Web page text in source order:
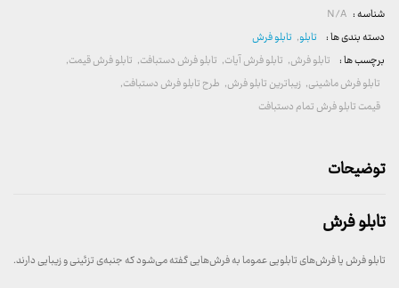
شناسه : N/A
دسته بندی ها : تابلو, تابلو فرش
برچسب ها : تابلو فرش, تابلو فرش آیات, تابلو فرش دستبافت, تابلو فرش قیمت,
تابلو فرش ماشینی, زیباترین تابلو فرش, طرح تابلو فرش دستبافت,
قیمت تابلو فرش تمام دستبافت
توضیحات
تابلو فرش
تابلو فرش یا فرش‌های تابلویی عموما به فرش‌هایی گفته می‌شود که جنبه‌ی تزئینی و زیبایی دارند.